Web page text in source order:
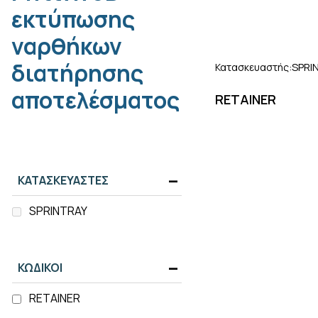
εκτύπωσης
ναρθήκων
διατήρησης
αποτελέσματος
ΚΑΤΑΣΚΕΥΑΣΤΕΣ
SPRINTRAY
ΚΩΔΙΚΟΙ
RETAINER
RETAINER
Κατασκευαστής: